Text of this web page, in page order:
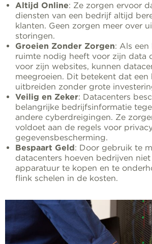
Altijd Online: Ze zorgen ervoor
diensten van een bedrijf altijd
klanten. Geen zorgen meer over
storingen.
Groeien Zonder Zorgen: Als
ruimte nodig heeft voor zijn data
voor zijn websites, kunnen
meegroeien. Dit betekent dat een
uitbreiden zonder grote
Veilig en Zeker: Datacenters
belangrijke bedrijfsinformatie
andere cyberdreigingen. Ze
voldoet aan de regels voor
gegevensbescherming.
Bespaart Geld: Door gebruik te
datacenters hoeven bedrijven
apparatuur te kopen en te
flink schelen in de kosten.